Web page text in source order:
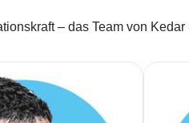
– das Team von